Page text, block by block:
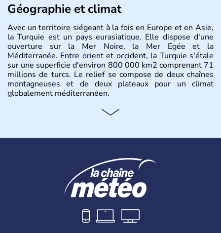
Géographie et climat
Avec un territoire siégeant à la fois en Europe et en Asie,
la Turquie est un pays eurasiatique. Elle dispose d'une
ouverture sur la Mer Noire, la Mer Egée et la
Méditerranée. Entre orient et occident, la Turquie s'étale
sur une superficie d'environ 800 000 km2 comprenant 71
millions de turcs. Le relief se compose de deux chaînes
montagneuses et de deux plateaux pour un climat
globalement méditerranéen.
Histoire et administration
originaire d'Asie ayant émigré vers l'Ouest. Ces tribus
qui constitueront en 1299 les fondations de l'Empire
ottoman. Après avoir rattaché l'Anatolie et la Thrace
orientale au territoire turc, la République est proclamée
le 29 octobre 1923. Ankara remplace alors Istanbul au
titre de capitale du pays.